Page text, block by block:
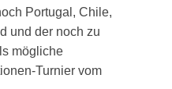
Portugal, Chile,
und der noch zu
mögliche
Turnier vom